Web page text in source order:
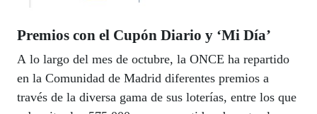
Premios con el Cupón Diario y ‘Mi Día’
A lo largo del mes de octubre, la ONCE ha repartido
en la Comunidad de Madrid diferentes premios a
través de la diversa gama de sus loterías, entre los que